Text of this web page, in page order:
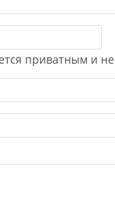
приватным и